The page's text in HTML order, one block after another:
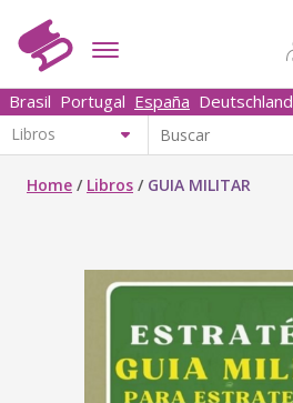
Brasil Portugal España Deutschland
Home / Libros / GUIA MILITAR